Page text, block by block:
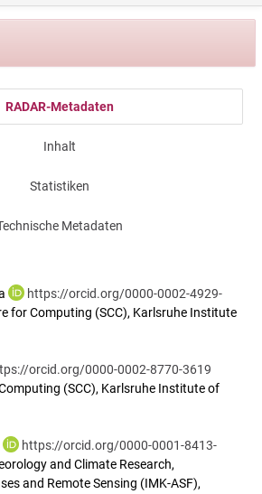
RADAR-Metadaten
Inhalt
Statistiken
Metadaten
https://orcid.org/0000-0002-4929-
for Computing (SCC), Karlsruhe Institute
orcid.org/0000-0002-8770-3619
(SCC), Karlsruhe Institute of
https://orcid.org/0000-0001-8413-
and Climate Research,
and Remote Sensing (IMK-ASF),